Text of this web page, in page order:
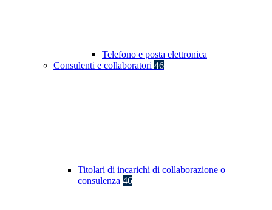
Telefono e posta elettronica
Consulenti e collaboratori 46
Titolari di incarichi di collaborazione o
consulenza 46